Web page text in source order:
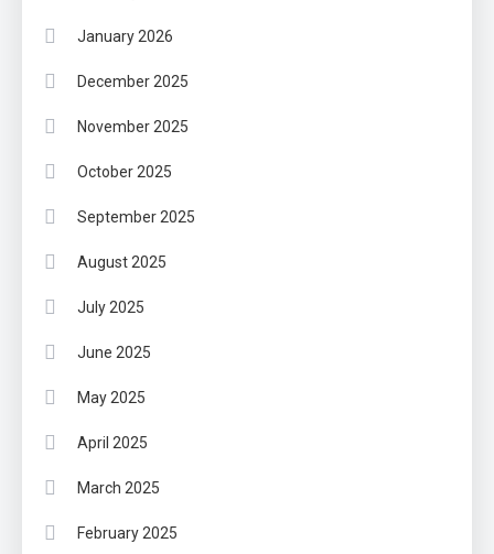
January 2026
December 2025
November 2025
October 2025
September 2025
August 2025
July 2025
June 2025
May 2025
April 2025
March 2025
February 2025